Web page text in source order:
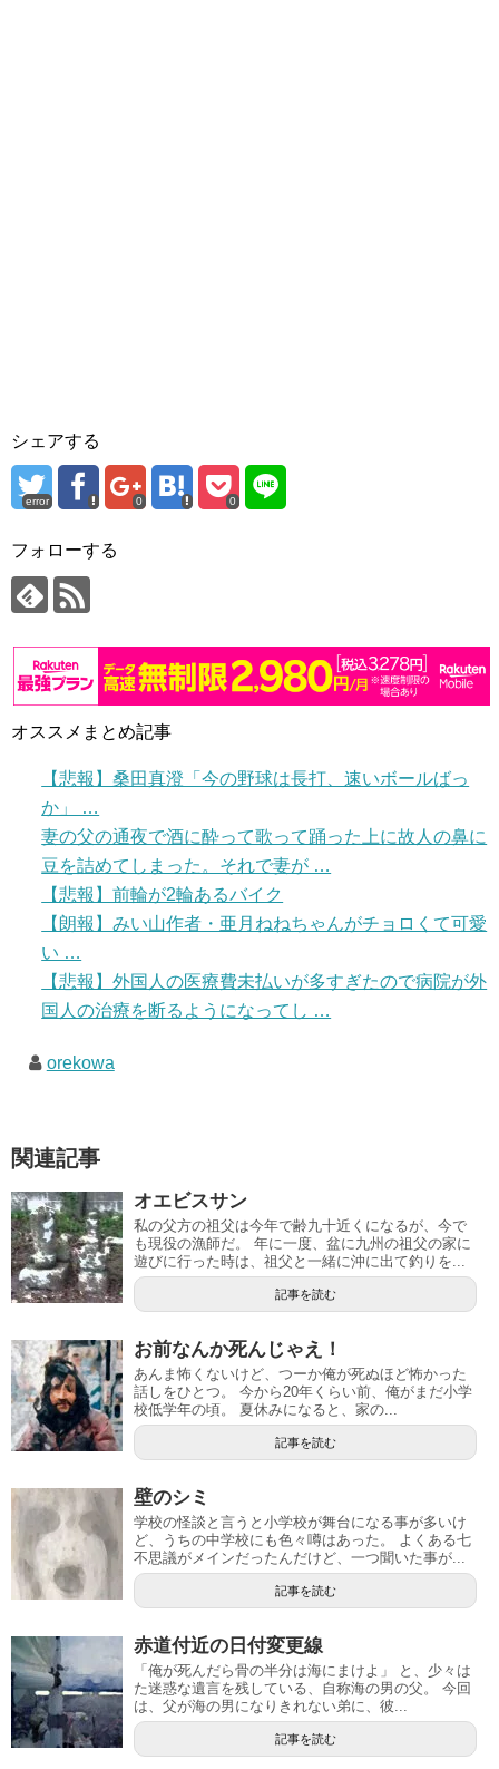
シェアする
error 0 0
フォローする
オススメまとめ記事
【悲報】桑田真澄「今の野球は長打、速いボールばっ
か」 …
妻の父の通夜で酒に酔って歌って踊った上に故人の鼻に
豆を詰めてしまった。それで妻が …
【悲報】前輪が2輪あるバイク
【朗報】みい山作者・亜月ねねちゃんがチョロくて可愛
い …
【悲報】外国人の医療費未払いが多すぎたので病院が外
国人の治療を断るようになってし …
orekowa
関連記事
オエビスサン
私の父方の祖父は今年で齢九十近くになるが、今で
も現役の漁師だ。 年に一度、盆に九州の祖父の家に
遊びに行った時は、祖父と一緒に沖に出て釣りを...
記事を読む
お前なんか死んじゃえ！
あんま怖くないけど、つーか俺が死ぬほど怖かった
話しをひとつ。 今から20年くらい前、俺がまだ小学
校低学年の頃。 夏休みになると、家の...
記事を読む
壁のシミ
学校の怪談と言うと小学校が舞台になる事が多いけ
ど、うちの中学校にも色々噂はあった。 よくある七
不思議がメインだったんだけど、一つ聞いた事が...
記事を読む
赤道付近の日付変更線
「俺が死んだら骨の半分は海にまけよ」 と、少々は
た迷惑な遺言を残している、自称海の男の父。 今回
は、父が海の男になりきれない弟に、彼...
記事を読む